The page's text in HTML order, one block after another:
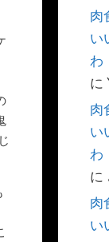
肉
い
わ
に
肉
い
わ
に
肉
い